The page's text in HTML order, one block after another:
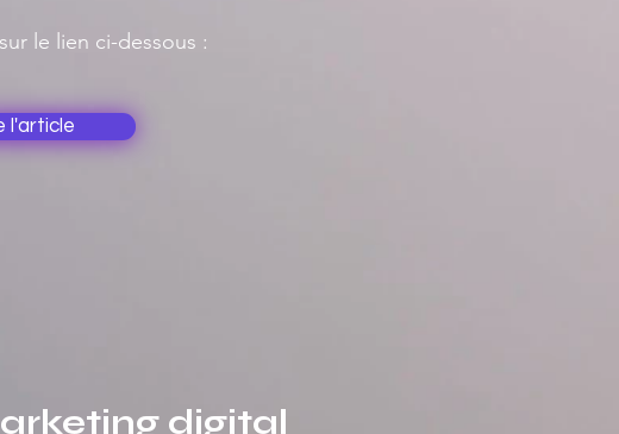
le lien ci-dessous :
l'article
digital